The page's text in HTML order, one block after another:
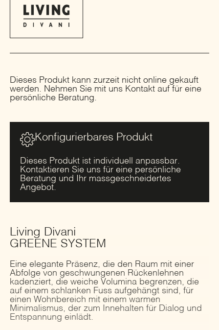
Dieses Produkt kann zurzeit nicht online gekauft
werden. Nehmen Sie mit uns Kontakt auf für eine
persönliche Beratung.
Konfigurierbares Produkt
Dieses Produkt ist individuell anpassbar.
Kontaktieren Sie uns für eine persönliche
Beratung und Ihr massgeschneidertes
Angebot.
Living Divani
GREENE SYSTEM
Eine elegante Präsenz, die den Raum mit einer
Abfolge von geschwungenen Rückenlehnen
kadenziert, die weiche Volumina begrenzen, die
auf einem schlanken Fuss aufgehängt sind, für
einen Wohnbereich mit einem warmen
Minimalismus, der zum Innehalten für Dialog und
Entspannung einlädt.